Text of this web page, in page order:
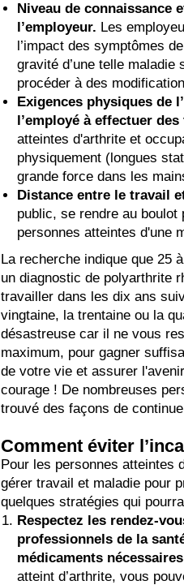
Niveau de connaissance
l’employeur. Les
l’impact des symptômes
gravité d’une telle
procéder à des
Exigences physiques de
l’employé à effectuer
atteintes d'arthrite et
physiquement (longues
grande force dans les
Distance entre le travail
public, se rendre au
personnes atteintes d'une
La recherche indique que 25
un diagnostic de polyarthrite
travailler dans les dix ans
vingtaine, la trentaine ou la
désastreuse car il ne vous
maximum, pour gagner
de votre vie et assurer
courage ! De nombreuses
trouvé des façons de
Comment éviter
Pour les personnes atteintes
gérer travail et maladie pour
quelques stratégies qui
Respectez les rendez-
professionnels de la
médicaments
atteint d’arthrite, vous